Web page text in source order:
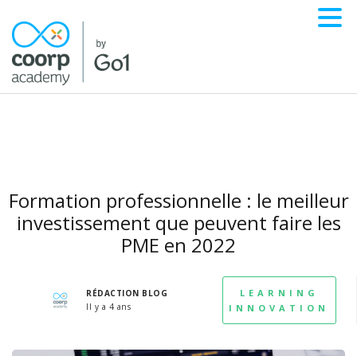
Formation professionnelle : le meilleur
investissement que peuvent faire les
PME en 2022
RÉDACTION BLOG
Il y a 4 ans
LEARNING
INNOVATION